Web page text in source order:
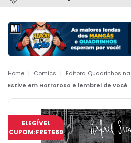
Home | Comics | Editora Quadrinhos
Estive em Horroroso e lembrei de você
ELEGÍVEL
CUPOM:FRETE89